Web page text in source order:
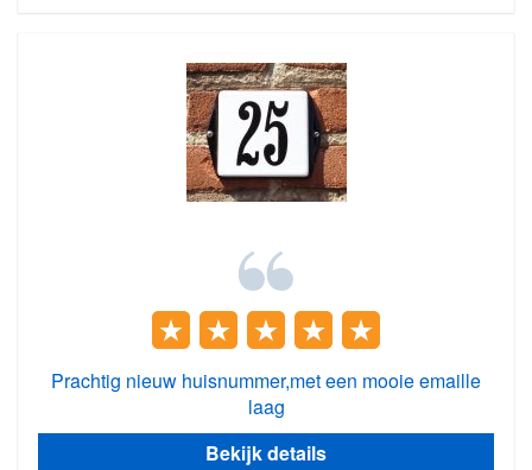
Prachtig nieuw huisnummer,met een mooie emaille
laag
Bekijk details